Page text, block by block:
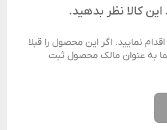
کالا نظر بدهید.
نمایید. اگر این محصول را قبلا
به عنوان مالک محصول ثبت